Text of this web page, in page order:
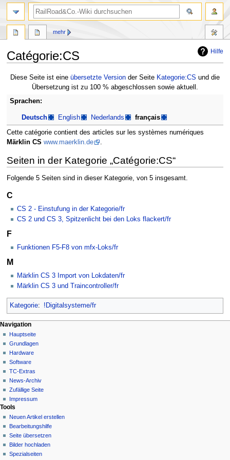
Hilfe
Catégorie:CS
Zur
Navigation
Zur
Diese Seite ist eine übersetzte Version der Seite Kategorie:CS und die
Übersetzung ist zu 100 % abgeschlossen sowie aktuell.
Sprachen:
Deutsch English Nederlands français
Cette catégorie contient des articles sur les systèmes numériques
Märklin CS www.maerklin.de .
Seiten in der Kategorie „Catégorie:CS“
Folgende 5 Seiten sind in dieser Kategorie, von 5 insgesamt.
C
CS 2 - Einstufung in der Kategorie/fr
CS 2 und CS 3, Spitzenlicht bei den Loks flackert/fr
F
Funktionen F5-F8 von mfx-Loks/fr
M
Märklin CS 3 Import von Lokdaten/fr
Märklin CS 3 und Traincontroller/fr
Kategorie: !Digitalsysteme/fr
N
a
v
g
a
i
o
n
s
m
Seitenaktionen
Kategorie
Diskussion
Lesen
Quelltext
anzeigen
Versionsgeschichte
mehr
Meine Werkzeuge
Deutsch
Anmelden
Navigation
Hauptseite
Grundlagen
Hardware
Software
TC-Extras
News-Archiv
Zufällige Seite
Impressum
Suche
Tools
Neuen Artikel erstellen
Bearbeitungshilfe
Seite übersetzen
Bilder hochladen
Spezialseiten